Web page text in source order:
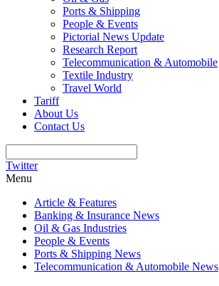
Ports & Shipping
People & Events
Pictorial News Update
Research Report
Telecommunication & Automobile
Textile Industry
Travel World
Tariff
About Us
Contact Us
Twitter
Menu
Article & Features
Banking & Insurance News
Oil & Gas Industries
People & Events
Ports & Shipping News
Telecommunication & Automobile News